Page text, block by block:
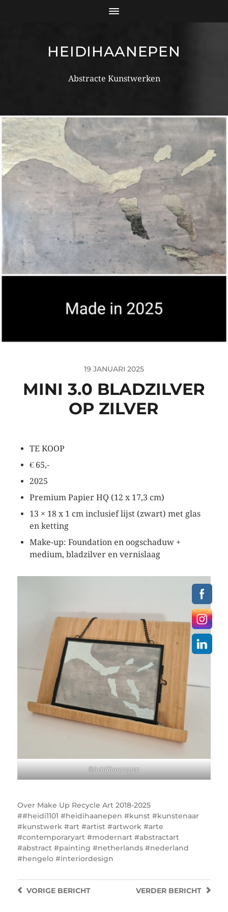
HEIDIHAANEPEN
Abstracte Kunstwerken
19 JANUARI 2025
MINI 3.0 BLADZILVER
OP ZILVER
TE KOOP
€ 65,-
2025
Premium Papier HQ (12 x 17,3 cm)
13 × 18 x 1 cm inclusief lijst (zwart) met glas
en ketting
Make-up: Foundation en oogschaduw +
medium, bladzilver en vernislaag
©heidihaanepen
Over Make Up Recycle Art 2018-2025
#heidi1101 #heidihaanepen #kunst #kunstenaar
#kunstwerk #art #artist #artwork #arte
#contemporaryart #modernart #abstractart
#abstract #painting #netherlands #nederland
#hengelo #interiordesign
VERDER BERICHT
VORIGEBERICHT